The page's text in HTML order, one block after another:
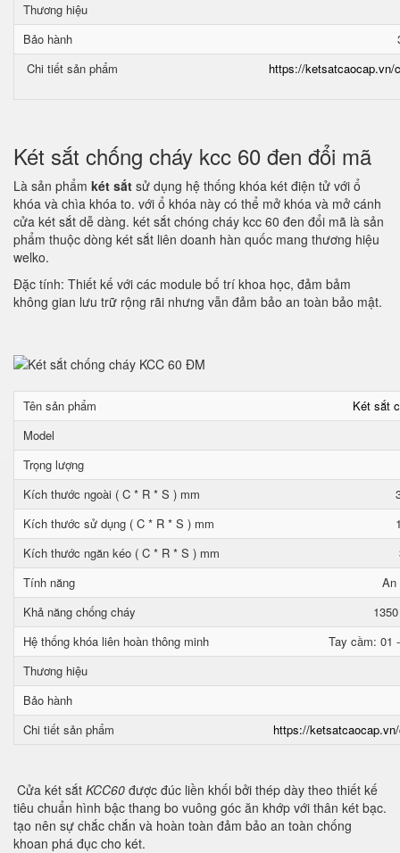
Thương hiệu
Bảo hành
Chi tiết sản phẩm
https://ketsatcaocap.vn/
Két sắt chống cháy kcc 60 đen đổi mã
Là sản phẩm két sắt sử dụng hệ thống khóa két điện tử với ổ
khóa và chìa khóa to. với ổ khóa này có thể mở khóa và mở cánh
cửa két sắt dễ dàng. két sắt chóng cháy kcc 60 đen đổi mã là sản
phẩm thuộc dòng két sắt liên doanh hàn quốc mang thương hiệu
welko.
Đặc tính: Thiết kế với các module bố trí khoa học, đảm bảm
không gian lưu trữ rộng rãi nhưng vẫn đảm bảo an toàn bảo mật.
Tên sản phẩm
Két sắt
Model
Trọng lượng
Kích thước ngoài ( C * R * S ) mm
Kích thước sử dụng ( C * R * S ) mm
Kích thước ngăn kéo ( C * R * S ) mm
Tính năng
An
Khả năng chống cháy
Hệ thống khóa liên hoàn thông minh
Tay cầm: 01
Thương hiệu
Bảo hành
Chi tiết sản phẩm
https://
Cửa két sắt KCC60 được đúc liền khối bởi thép dày theo thiết kế
tiêu chuẩn hình bậc thang bo vuông góc ăn khớp với thân két bạc.
tạo nên sự chắc chắn và hoàn toàn đảm bảo an toàn chống
khoan phá đục cho két.